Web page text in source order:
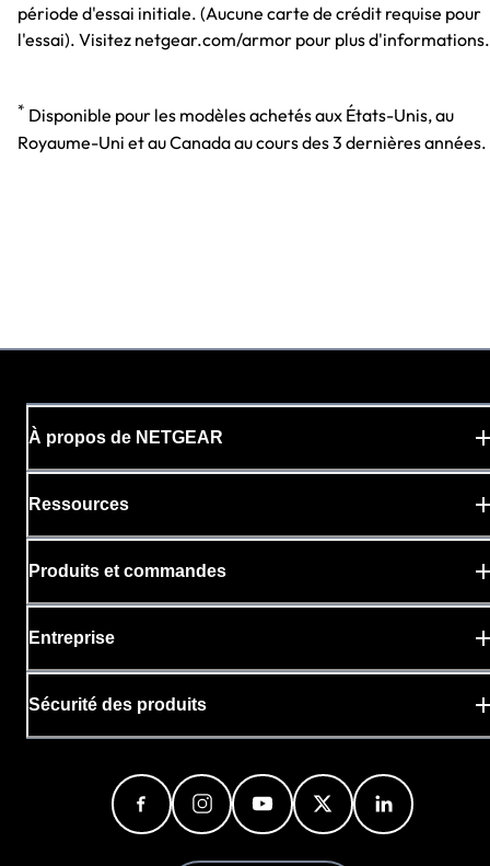
période d'essai initiale. (Aucune carte de crédit requise pour
l'essai). Visitez netgear.com/armor pour plus d'informations.
* Disponible pour les modèles achetés aux États-Unis, au
Royaume-Uni et au Canada au cours des 3 dernières années.
À propos de NETGEAR
Ressources
Produits et commandes
Entreprise
Sécurité des produits